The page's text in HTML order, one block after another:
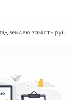
землею замість руїн: